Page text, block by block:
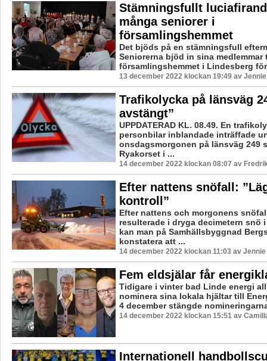
Stämningsfullt
många seniorer i
församlingshemmet
Det bjöds på en stämningsfull
Seniorerna bjöd in sina medlemmar
församlingshemmet i Lindesberg
13 december 2022 klockan 19:49 av
Trafikolycka på länsväg
avstängt”
UPPDATERAD KL. 08.49. En
personbilar inblandade inträffade
onsdagsmorgonen på länsväg 249
Ryakorset i ...
14 december 2022 klockan 08:07 av
Efter nattens snöfall:
kontroll”
Efter nattens och morgonens
resulterade i dryga decimetern snö
kan man på Samhällsbyggnad
konstatera att ...
14 december 2022 klockan 11:03 av
Fem eldsjälar får
Tidigare i vinter bad Linde energi
nominera sina lokala hjältar till
4 december stängde
14 december 2022 klockan 15:51 av
Internationell